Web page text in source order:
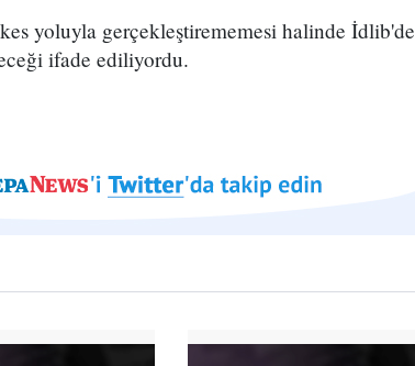
yoluyla gerçekleştirememesi halinde İdlib'de
ifade ediliyordu.